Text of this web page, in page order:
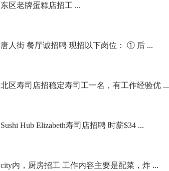
东区老牌蛋糕店招工 ...
唐人街 餐厅诚招聘 现招以下岗位： ① 后 ...
北区寿司店招稳定寿司工一名，有工作经验优 ...
Sushi Hub Elizabeth寿司店招聘 时薪$34 ...
city内，厨房招工 工作内容主要是配菜，炸 ...